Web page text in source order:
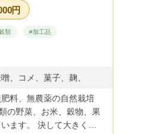
円
類 #加工品
、コメ、菓子、麹、
料、無農薬の自然栽培
の野菜、お米、穀物、果
ます。 決して大きくは